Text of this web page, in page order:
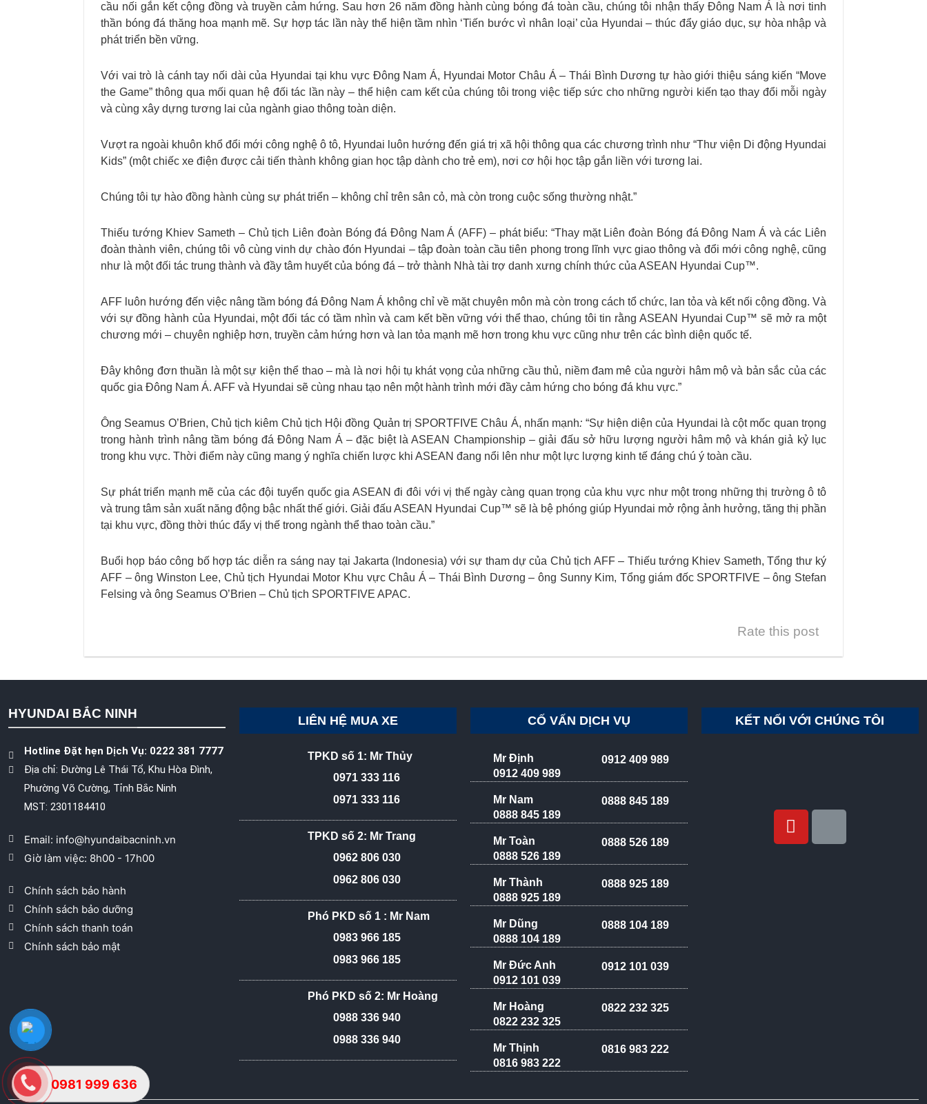
cầu nối gắn kết cộng đồng và truyền cảm hứng. Sau hơn 26 năm đồng hành cùng bóng đá toàn cầu, chúng tôi nhận thấy Đông Nam Á là nơi tinh
thần bóng đá thăng hoa mạnh mẽ. Sự hợp tác lần này thể hiện tầm nhìn ‘Tiến bước vì nhân loại’ của Hyundai – thúc đẩy giáo dục, sự hòa nhập và
phát triển bền vững.
Với vai trò là cánh tay nối dài của Hyundai tại khu vực Đông Nam Á, Hyundai Motor Châu Á – Thái Bình Dương tự hào giới thiệu sáng kiến “Move
the Game” thông qua mối quan hệ đối tác lần này – thể hiện cam kết của chúng tôi trong việc tiếp sức cho những người kiến tạo thay đổi mỗi ngày
và cùng xây dựng tương lai của ngành giao thông toàn diện.
Vượt ra ngoài khuôn khổ đổi mới công nghệ ô tô, Hyundai luôn hướng đến giá trị xã hội thông qua các chương trình như “Thư viện Di động Hyundai
Kids” (một chiếc xe điện được cải tiến thành không gian học tập dành cho trẻ em), nơi cơ hội học tập gắn liền với tương lai.
Chúng tôi tự hào đồng hành cùng sự phát triển – không chỉ trên sân cỏ, mà còn trong cuộc sống thường nhật.”
Thiếu tướng Khiev Sameth – Chủ tịch Liên đoàn Bóng đá Đông Nam Á (AFF) – phát biểu: “Thay mặt Liên đoàn Bóng đá Đông Nam Á và các Liên
đoàn thành viên, chúng tôi vô cùng vinh dự chào đón Hyundai – tập đoàn toàn cầu tiên phong trong lĩnh vực giao thông và đổi mới công nghệ, cũng
như là một đối tác trung thành và đầy tâm huyết của bóng đá – trở thành Nhà tài trợ danh xưng chính thức của ASEAN Hyundai Cup™.
AFF luôn hướng đến việc nâng tầm bóng đá Đông Nam Á không chỉ về mặt chuyên môn mà còn trong cách tổ chức, lan tỏa và kết nối cộng đồng. Và
với sự đồng hành của Hyundai, một đối tác có tầm nhìn và cam kết bền vững với thể thao, chúng tôi tin rằng ASEAN Hyundai Cup™ sẽ mở ra một
chương mới – chuyên nghiệp hơn, truyền cảm hứng hơn và lan tỏa mạnh mẽ hơn trong khu vực cũng như trên các bình diện quốc tế.
Đây không đơn thuần là một sự kiện thể thao – mà là nơi hội tụ khát vọng của những cầu thủ, niềm đam mê của người hâm mộ và bản sắc của các
quốc gia Đông Nam Á. AFF và Hyundai sẽ cùng nhau tạo nên một hành trình mới đầy cảm hứng cho bóng đá khu vực.”
Ông Seamus O’Brien, Chủ tịch kiêm Chủ tịch Hội đồng Quản trị SPORTFIVE Châu Á, nhấn mạnh: “Sự hiện diện của Hyundai là cột mốc quan trọng
trong hành trình nâng tầm bóng đá Đông Nam Á – đặc biệt là ASEAN Championship – giải đấu sở hữu lượng người hâm mộ và khán giả kỷ lục
trong khu vực. Thời điểm này cũng mang ý nghĩa chiến lược khi ASEAN đang nổi lên như một lực lượng kinh tế đáng chú ý toàn cầu.
Sự phát triển mạnh mẽ của các đội tuyển quốc gia ASEAN đi đôi với vị thế ngày càng quan trọng của khu vực như một trong những thị trường ô tô
và trung tâm sản xuất năng động bậc nhất thế giới. Giải đấu ASEAN Hyundai Cup™ sẽ là bệ phóng giúp Hyundai mở rộng ảnh hưởng, tăng thị phần
tại khu vực, đồng thời thúc đẩy vị thế trong ngành thể thao toàn cầu.”
Buổi họp báo công bố hợp tác diễn ra sáng nay tại Jakarta (Indonesia) với sự tham dự của Chủ tịch AFF – Thiếu tướng Khiev Sameth, Tổng thư ký
AFF – ông Winston Lee, Chủ tịch Hyundai Motor Khu vực Châu Á – Thái Bình Dương – ông Sunny Kim, Tổng giám đốc SPORTFIVE – ông Stefan
Felsing và ông Seamus O’Brien – Chủ tịch SPORTFIVE APAC.
Rate this post
HYUNDAI BẮC NINH
Hotline Đặt hẹn Dịch Vụ: 0222 381 7777
Địa chỉ: Đường Lê Thái Tổ, Khu Hòa Đình,
Phường Võ Cường, Tỉnh Bắc Ninh
MST: 2301184410
Email: info@hyundaibacninh.vn
Giờ làm việc: 8h00 - 17h00
Chính sách bảo hành
Chính sách bảo dưỡng
Chính sách thanh toán
Chính sách bảo mật
LIÊN HỆ MUA XE
TPKD số 1: Mr Thủy
0971 333 116
0971 333 116
TPKD số 2: Mr Trang
0962 806 030
0962 806 030
Phó PKD số 1 : Mr Nam
0983 966 185
0983 966 185
Phó PKD số 2: Mr Hoàng
0988 336 940
0988 336 940
CỐ VẤN DỊCH VỤ
Mr Định
0912 409 989
0912 409 989
Mr Nam
0888 845 189
0888 845 189
Mr Toàn
0888 526 189
0888 526 189
Mr Thành
0888 925 189
0888 925 189
Mr Dũng
0888 104 189
0888 104 189
Mr Đức Anh
0912 101 039
0912 101 039
Mr Hoàng
0822 232 325
0822 232 325
Mr Thịnh
0816 983 222
0816 983 222
KẾT NỐI VỚI CHÚNG TÔI
0981 999 636